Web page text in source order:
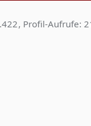
Profil-Aufrufe